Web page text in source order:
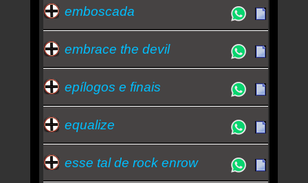
emboscada
embrace the devil
epílogos e finais
equalize
esse tal de rock enrow